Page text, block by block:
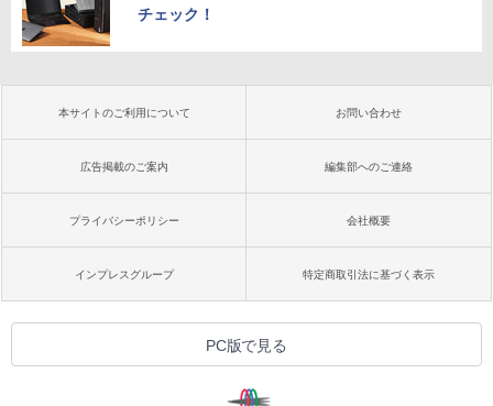
チェック！
本サイトのご利用について お問い合わせ
広告掲載のご案内 編集部へのご連絡
プライバシーポリシー 会社概要
インプレスグループ 特定商取引法に基づく表示
PC版で見る